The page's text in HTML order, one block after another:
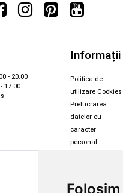
- 20.00
17.00
Politica de
utilizare Cookies
Prelucrarea
datelor cu
caracter
personal